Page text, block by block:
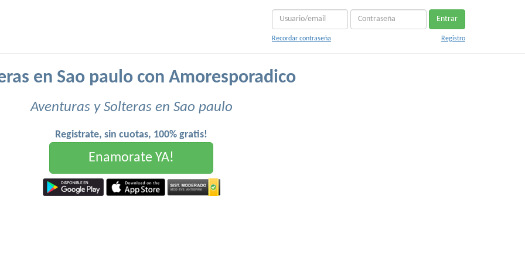
Entrar
Recordar contraseña Registro
en Sao paulo con Amoresporadico
Aventuras y Solteras en Sao paulo
Registrate, sin cuotas, 100% gratis!
Enamorate YA!